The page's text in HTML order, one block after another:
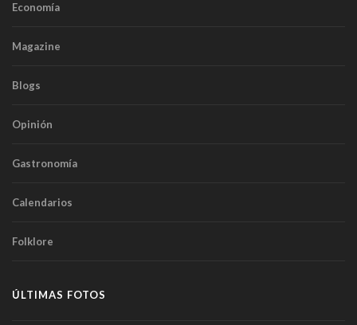
Economía
Magazine
Blogs
Opinión
Gastronomía
Calendarios
Folklore
ÚLTIMAS FOTOS